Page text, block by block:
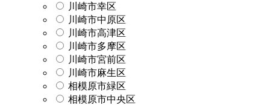
川崎市幸区
川崎市中原区
川崎市高津区
川崎市多摩区
川崎市宮前区
川崎市麻生区
相模原市緑区
相模原市中央区